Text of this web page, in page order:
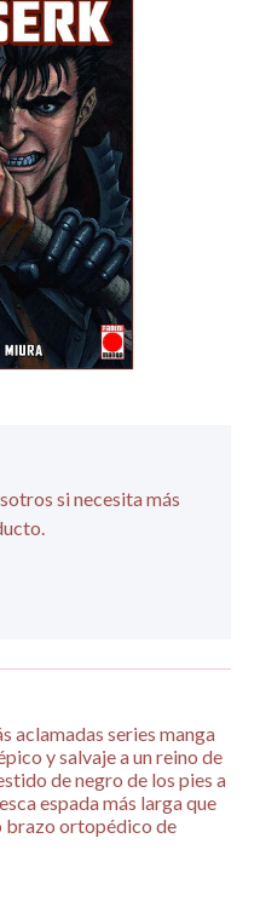
si necesita más
aclamadas series manga
y salvaje a un reino de
de negro de los pies a
espada más larga que
brazo ortopédico de